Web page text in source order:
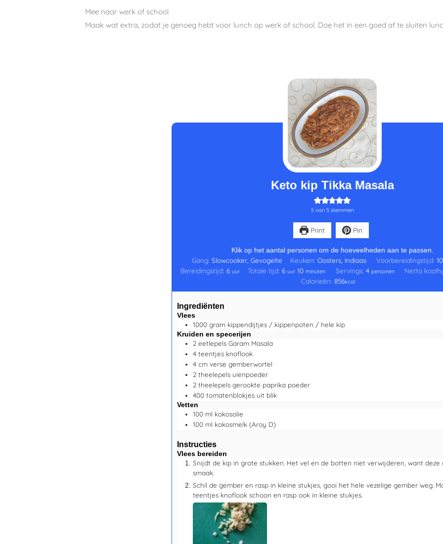
Mee naar werk of school
Maak wat extra, zodat je genoeg hebt voor lunch op werk of school. Doe het in een goed af te sluiten
Keto kip Tikka Masala
5van 5stemmen
Print Pin
Klik op het aantal personen om de hoeveelheden aan te passen.
Gang: Slowcooker, Gevogelte Keuken: Oosters, Indiaas Voorbereidingstijd:10
Bereidingstijd:6 uur Totale tijd:6
uur
uur 10
minuten
minuten Servings: 4 personen Netto
Calorieën:856kcal
Ingrediënten
Vlees
1000 gram kippendijtjes / kippenpoten / hele kip
Kruiden en specerijen
2 eetlepels Garam Masala
4 teentjes knoflook
4 cm verse gemberwortel
2 theelepels uienpoeder
2 theelepels gerookte paprika poeder
400 tomatenblokjes uit blik
Vetten
100 ml kokosolie
100 ml kokosmelk (Aroy D)
Instructies
Vlees bereiden
Snijdt de kip in grote stukken. Het vel en de botten niet verwijderen, want deze
smaak.
Schil de gember en rasp in kleine stukjes, gooi het hele vezelige gember weg.
teentjes knoflook schoon en rasp ook in kleine stukjes.